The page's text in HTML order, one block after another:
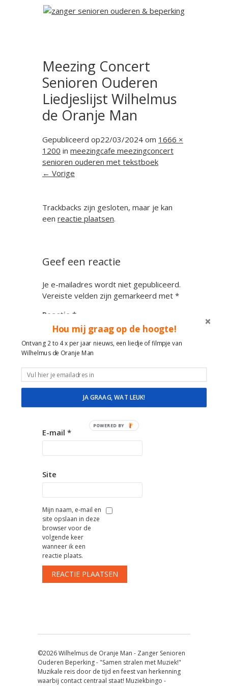
Meezing Concert
Senioren Ouderen
Liedjeslijst Wilhelmus
de Oranje Man
Gepubliceerd op22/03/2024 om 1666 ×
1200 in meezingcafe meezingconcert
senioren ouderen met tekstboek
← Vorige
Trackbacks zijn gesloten, maar je kan
een reactie plaatsen.
Geef een reactie
Je e-mailadres wordt niet gepubliceerd.
Vereiste velden zijn gemarkeerd met *
Reactie *
comments via e-mail
Naam*
E-mail *
Site
Mijn naam, e-mail en
site opslaan in deze
browser voor de
volgende keer
wanneer ik een
reactie plaats.
©2026 Wilhelmus de Oranje Man - Zanger Senioren
Ouderen Beperking - "Samen stralen met Muziek!"
Muzikale reis door de tijd en feest van herkenning
waarbij contact centraal staat! Muziekbingo -
Hou mij graag op de hoogte!
Ontvang 2 to 4 x per jaar nieuws, een liedje of filmpje van
Wilhelmus de Oranje Man
JA GRAAG, WAT LEUK!
POWERED BY